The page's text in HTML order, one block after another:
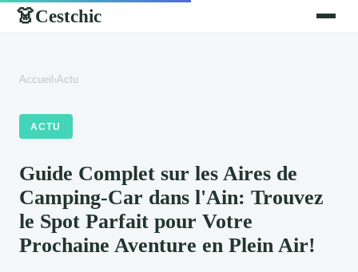
👗Cestchic
Accueil ›Actu
ACTU
Guide Complet sur les Aires de
Camping-Car dans l'Ain: Trouvez
le Spot Parfait pour Votre
Prochaine Aventure en Plein Air!